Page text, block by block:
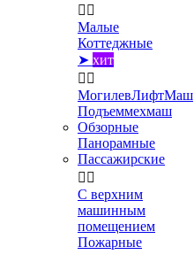
 
Малые
Коттеджные
➤ хит
 
МогилевЛифтМаш
Подъеммехмаш
Обзорные
Панорамные
Пассажирские
 
С верхним
машинным
помещением
Пожарные